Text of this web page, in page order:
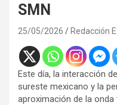
SMN
25/05/2026 Redacción
Este día, la interacción
sureste mexicano y la
aproximación de la